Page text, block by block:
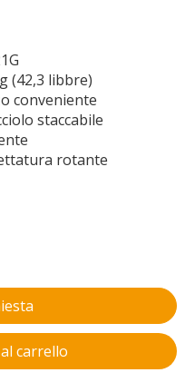
(42,3 libbre)
conveniente
staccabile
rotante
carrello